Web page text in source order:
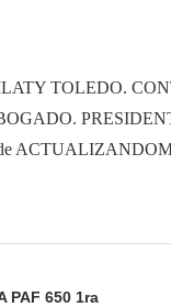
TOLEDO.
PAF 650 1ra